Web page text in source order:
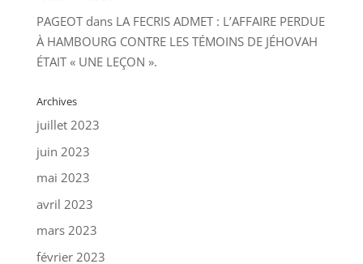
PAGEOTdans LA FECRIS ADMET : L’AFFAIRE PERDUE
À HAMBOURG CONTRE LES TÉMOINS DE JÉHOVAH
ÉTAIT « UNE LEÇON ».
Archives
juillet 2023
juin 2023
mai 2023
avril 2023
mars 2023
février 2023